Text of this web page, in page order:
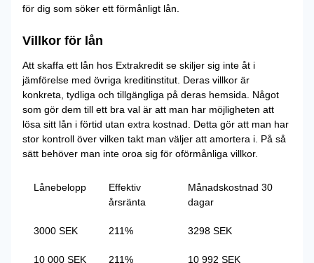
för dig som söker ett förmånligt lån.
Villkor för lån
Att skaffa ett lån hos Extrakredit se skiljer sig inte åt i
jämförelse med övriga kreditinstitut. Deras villkor är
konkreta, tydliga och tillgängliga på deras hemsida. Något
som gör dem till ett bra val är att man har möjligheten att
lösa sitt lån i förtid utan extra kostnad. Detta gör att man har
stor kontroll över vilken takt man väljer att amortera i. På så
sätt behöver man inte oroa sig för oförmånliga villkor.
Lånebelopp
Effektiv
årsränta
Månadskostnad 30
dagar
3000 SEK 211% 3298 SEK
10 000 SEK 211% 10 992 SEK